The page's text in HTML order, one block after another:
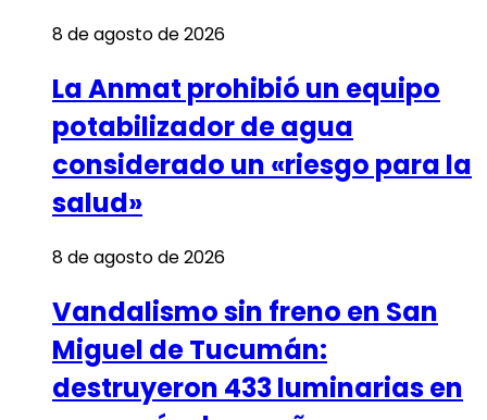
8 de agosto de 2026
La Anmat prohibió un equipo
potabilizador de agua
considerado un «riesgo para la
salud»
8 de agosto de 2026
Vandalismo sin freno en San
Miguel de Tucumán:
destruyeron 433 luminarias en